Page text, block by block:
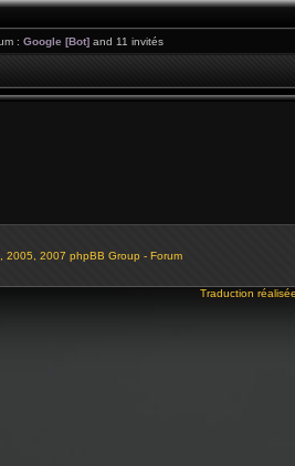
: Google [Bot] and 11 invités
2005, 2007 phpBB Group - Forum
Traduction